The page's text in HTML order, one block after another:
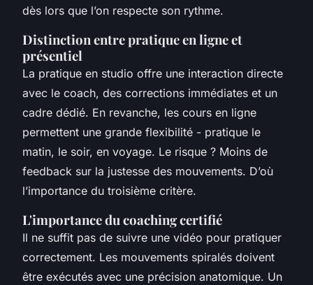
dès lors que l’on respecte son rythme.
Distinction entre pratique en ligne et
présentiel
La pratique en studio offre une interaction directe
avec le coach, des corrections immédiates et un
cadre dédié. En revanche, les cours en ligne
permettent une grande flexibilité - pratique le
matin, le soir, en voyage. Le risque ? Moins de
feedback sur la justesse des mouvements. D’où
l’importance du troisième critère.
L'importance du coaching certifié
Il ne suffit pas de suivre une vidéo pour pratiquer
correctement. Les mouvements spiralés doivent
être exécutés avec une précision anatomique. Un